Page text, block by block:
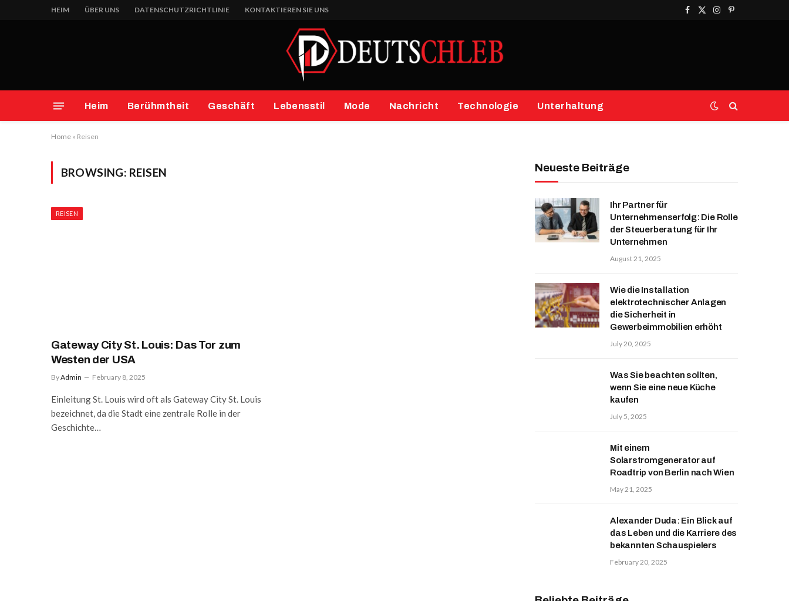
HEIM ÜBER UNS DATENSCHUTZRICHTLINIE KONTAKTIEREN SIE UNS
Facebook
X
Instagram
Pinterest
Heim Berühmtheit Geschäft Lebensstil Mode Nachricht Technologie Unterhaltung
Home » Reisen
BROWSING: REISEN
REISEN
Gateway City St. Louis: Das Tor zum
Westen der USA
ByAdmin February 8, 2025
Einleitung St. Louis wird oft als Gateway City St. Louis
bezeichnet, da die Stadt eine zentrale Rolle in der
Geschichte…
Neueste Beiträge
Ihr Partner für
Unternehmenserfolg: Die Rolle
der Steuerberatung für Ihr
Unternehmen
August 21, 2025
Wie die Installation
elektrotechnischer Anlagen
die Sicherheit in
Gewerbeimmobilien erhöht
July 20, 2025
Was Sie beachten sollten,
wenn Sie eine neue Küche
kaufen
July 5, 2025
Mit einem
Solarstromgenerator auf
Roadtrip von Berlin nach Wien
May 21, 2025
Alexander Duda: Ein Blick auf
das Leben und die Karriere des
bekannten Schauspielers
February 20, 2025